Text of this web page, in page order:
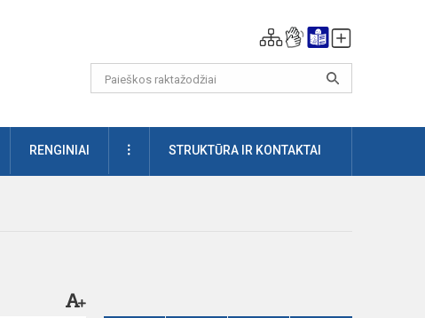
RENGINIAI DAUGIAUSTRUKTŪRA IR KONTAKTAI